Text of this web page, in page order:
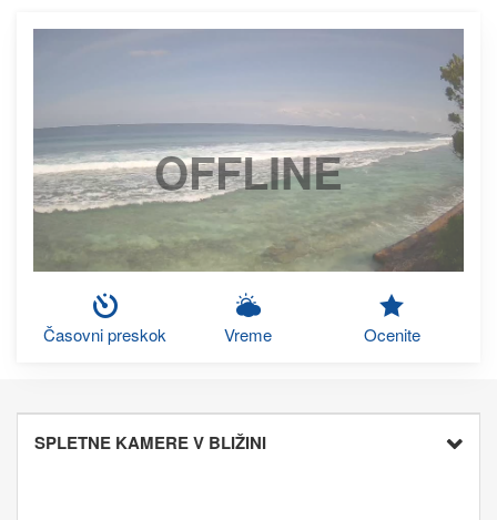
OFFLINE
Časovni preskok Vreme Ocenite
SPLETNE KAMERE V BLIŽINI